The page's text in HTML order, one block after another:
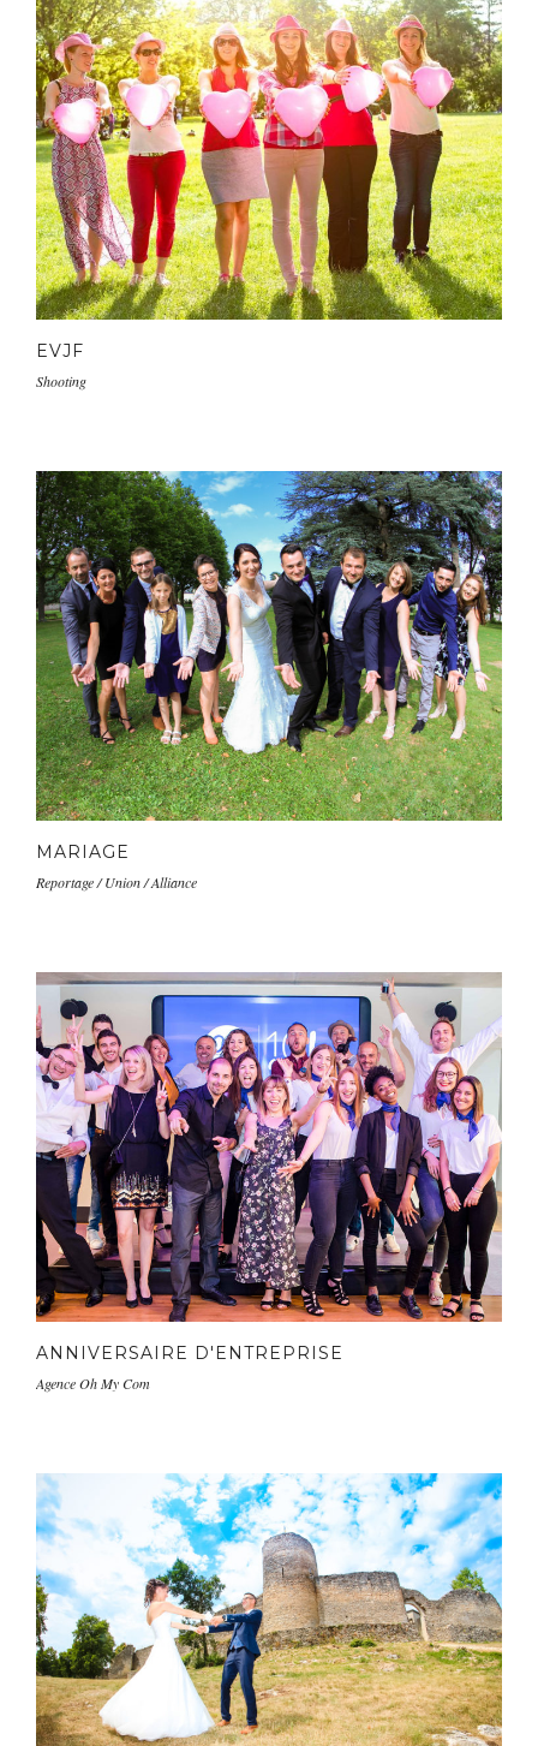
EVJF
Shooting
MARIAGE
Reportage / Union / Alliance
ANNIVERSAIRE D'ENTREPRISE
Agence Oh My Com